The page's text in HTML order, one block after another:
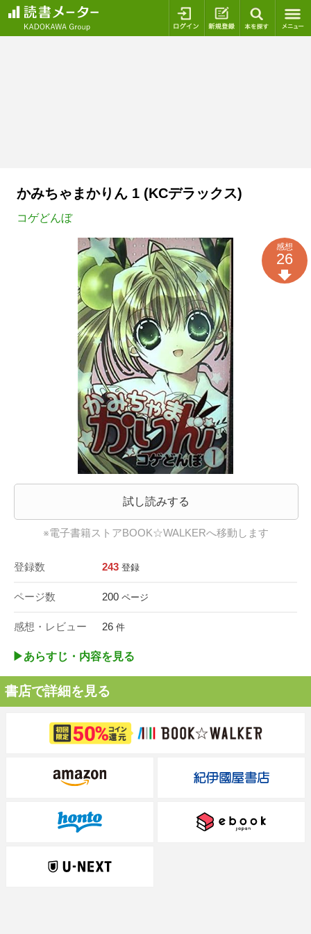
ログイン 新規登録
かみちゃまかりん 1 (KCデラックス)
コゲどんぼ
試し読みする
※電子書籍ストアBOOK☆WALKERへ移動します
登録数 243 登録
ページ数 200 ページ
感想・レビュー 26 件
感想
26
▶︎あらすじ・内容を見る
書店で詳細を見る